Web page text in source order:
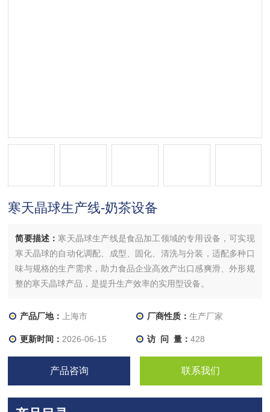
寒天晶球生产线-奶茶设备
简要描述： 寒天晶球生产线是食品加工领域的专用设备，可实现
寒天晶球的自动化调配、成型、固化、清洗与分装，适配多种口
味与规格的生产需求，助力食品企业高效产出口感爽滑、外形规
整的寒天晶球产品，是提升生产效率的实用型设备。
产品厂地： 上海市 厂商性质： 生产厂家
更新时间： 2026-06-15 访 问 量： 428
产品咨询 联系我们